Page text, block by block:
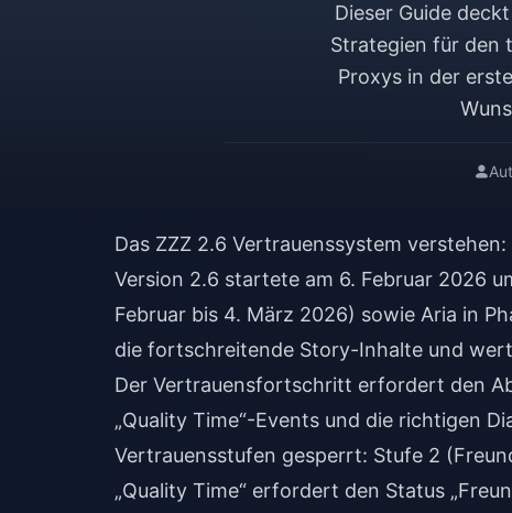
Dieser Guide
Strategien für den
Proxys in der
Das ZZZ 2.6 Vertrauenssystem
Version 2.6 startete am 6. Februar 2026
Februar bis 4. März 2026) sowie Aria in
die fortschreitende Story-Inhalte und
Der Vertrauensfortschritt erfordert den
„Quality Time“-Events und die richtigen
Vertrauensstufen gesperrt: Stufe 2
„Quality Time“ erfordert den Status